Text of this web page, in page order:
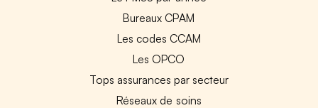
Bureaux CPAM
Les codes CCAM
Les OPCO
Tops assurances par secteur
Réseaux de soins